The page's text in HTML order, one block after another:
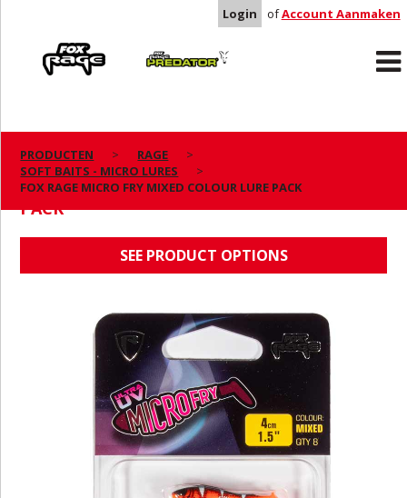
Login ofAccount Aanmaken
Predator
PRODUCTEN
RAGE
SOFT BAITS - MICRO LURES
FOX RAGE MICRO FRY MIXED COLOUR LURE PACK
FOX RAGE MICRO FRY MIXED COLOUR LURE
PACK
SEE PRODUCT OPTIONS